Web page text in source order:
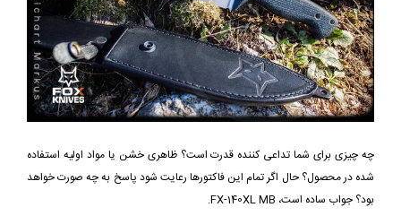
چه چیزی برای شما تداعی کننده قدرت است؟ ظاهری خشن یا مواد اولیه استفاده
شده در محصول؟ حال اگر تمام این فاکتورها رعایت شود پاسخ به چه صورت خواهد
بود؟ جواب ساده است، FX-140XL MB.